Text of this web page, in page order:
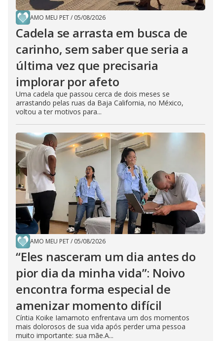
AMO MEU PET/ 05/08/2026
Cadela se arrasta em busca de
carinho, sem saber que seria a
última vez que precisaria
implorar por afeto
Uma cadela que passou cerca de dois meses se
arrastando pelas ruas da Baja California, no México,
voltou a ter motivos para...
AMO MEU PET/ 05/08/2026
“Eles nasceram um dia antes do
pior dia da minha vida”: Noivo
encontra forma especial de
amenizar momento difícil
Cíntia Koike Iamamoto enfrentava um dos momentos
mais dolorosos de sua vida após perder uma pessoa
muito importante: sua mãe.A...